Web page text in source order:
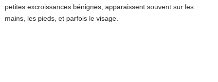
petites excroissances bénignes, apparaissent souvent sur les
mains, les pieds, et parfois le visage.